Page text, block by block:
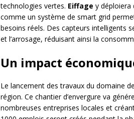
technologies vertes. Eiffage y déploiera
comme un système de smart grid
besoins réels. Des capteurs intelligents
et l’arrosage, réduisant ainsi la
Un impact
Le lancement des travaux du domaine
région. Ce chantier d’envergure va
nombreuses entreprises locales et